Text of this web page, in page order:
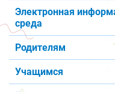
Электронная
среда
Родителям
Учащимся